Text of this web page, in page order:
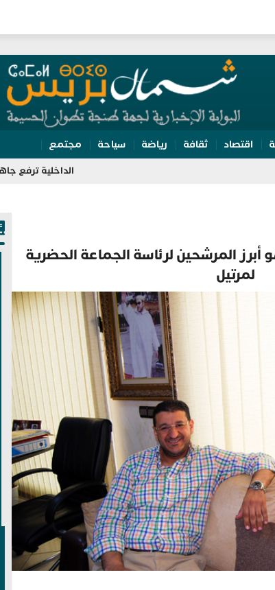
اقتصاد ثقافة رياضة سياحة مجتمع
الداخلية ترفع جاهزية انتخابات 2026.. تفتيش مراكز الاقتراع وتعبئة 350 ألف مؤطر
المرشحين لرئاسة الجماعة الحضرية
لمرتيل